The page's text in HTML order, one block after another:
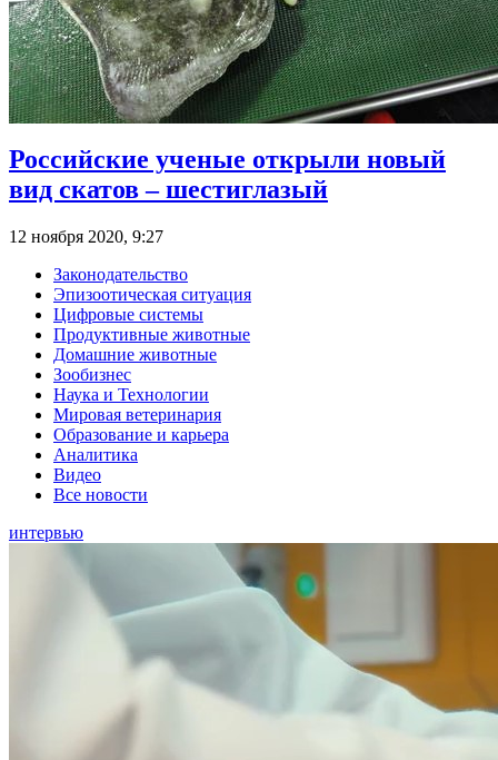
Российские ученые открыли новый
вид скатов – шестиглазый
12 ноября 2020, 9:27
Законодательство
Эпизоотическая ситуация
Цифровые системы
Продуктивные животные
Домашние животные
Зообизнес
Наука и Технологии
Мировая ветеринария
Образование и карьера
Аналитика
Видео
Все новости
интервью